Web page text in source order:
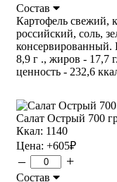
Состав
Картофель свежий,
российский, соль,
консервированный.
8,9 г ., жиров - 17,7
ценность - 232,6
Салат Острый 700
Ккал: 1140
Цена: +605₽
– +
Состав